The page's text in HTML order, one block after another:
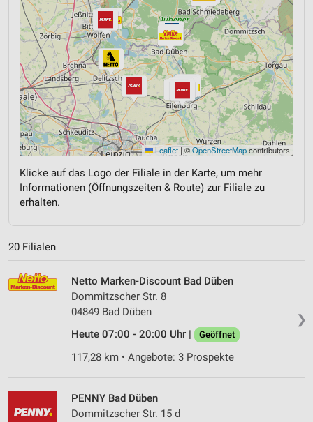
Leaflet | ©OpenStreetMapcontributors
Klicke auf das Logo der Filiale in der Karte, um mehr
Informationen (Öffnungszeiten & Route) zur Filiale zu
erhalten.
20 Filialen
❯
Netto Marken-Discount Bad Düben
Dommitzscher Str. 8
04849 Bad Düben
Heute 07:00 - 20:00 Uhr |
Geöffnet
117,28 km • Angebote: 3 Prospekte
PENNY Bad Düben
Dommitzscher Str. 15 d